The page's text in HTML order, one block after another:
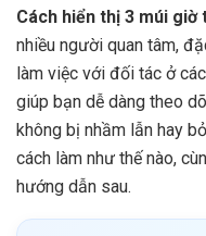
Cách hiển thị 3 múi giờ
nhiều người quan tâm,
làm việc với đối tác ở
giúp bạn dễ dàng theo
không bị nhầm lẫn hay
cách làm như thế nào,
hướng dẫn sau.